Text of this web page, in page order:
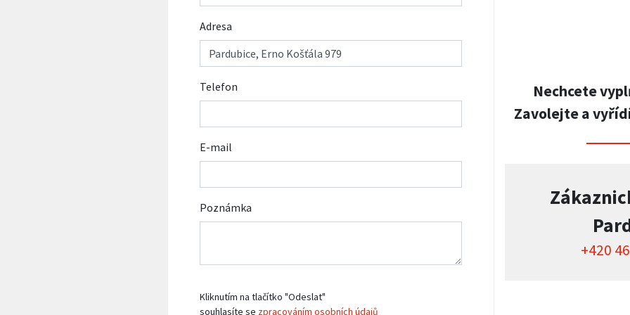
Adresa
Telefon
E-mail
Poznámka
Kliknutím na tlačítko "Odeslat"
souhlasíte se zpracováním osobních údajů
Nechcete
Zavolejte a
+420